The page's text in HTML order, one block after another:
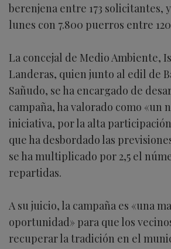
berenjena entre 173 solicitantes,
lunes con 7.800 puerros entre
La concejal de Medio Ambiente,
Landeras, quien junto al edil de
Sañudo, se ha encargado de
campaña, ha valorado como «un
iniciativa, por la alta
que ha desbordado las
se ha multiplicado por 2,5 el
repartidas.
A su juicio, la campaña es «una
oportunidad» para que los
recuperar la tradición en el